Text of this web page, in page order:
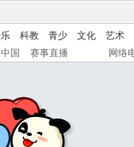
科教 青少 文化
艺术
国 赛事直播 网络